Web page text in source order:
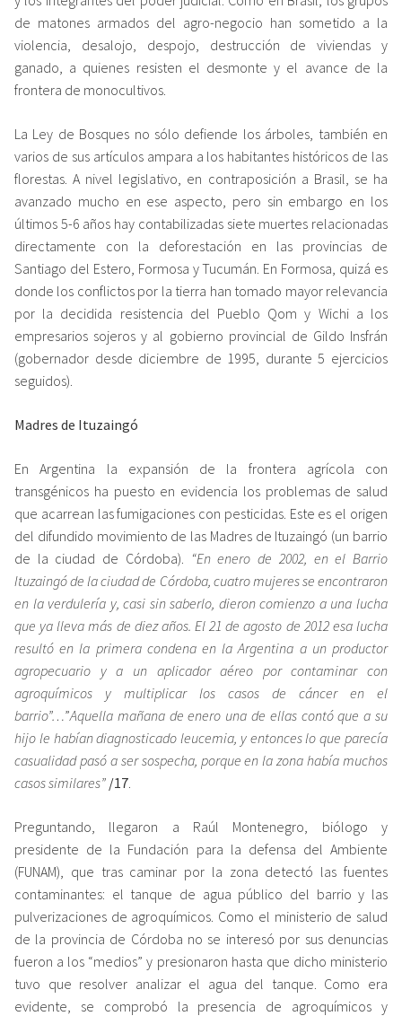
de matones armados del agro-negocio han sometido a la
violencia, desalojo, despojo, destrucción de viviendas y
ganado, a quienes resisten el desmonte y el avance de la
frontera de monocultivos.
La Ley de Bosques no sólo defiende los árboles, también en
varios de sus artículos ampara a los habitantes históricos de las
florestas. A nivel legislativo, en contraposición a Brasil, se ha
avanzado mucho en ese aspecto, pero sin embargo en los
últimos 5-6 años hay contabilizadas siete muertes relacionadas
directamente con la deforestación en las provincias de
Santiago del Estero, Formosa y Tucumán. En Formosa, quizá es
donde los conflictos por la tierra han tomado mayor relevancia
por la decidida resistencia del Pueblo Qom y Wichi a los
empresarios sojeros y al gobierno provincial de Gildo Insfrán
(gobernador desde diciembre de 1995, durante 5 ejercicios
seguidos).
Madres de Ituzaingó
En Argentina la expansión de la frontera agrícola con
transgénicos ha puesto en evidencia los problemas de salud
que acarrean las fumigaciones con pesticidas. Este es el origen
del difundido movimiento de las Madres de Ituzaingó (un barrio
de la ciudad de Córdoba).
“En enero de 2002, en el Barrio
Ituzaingó de la ciudad de Córdoba, cuatro mujeres se encontraron
en la verdulería y, casi sin saberlo, dieron comienzo a una lucha
que ya lleva más de diez años. El 21 de agosto de 2012 esa lucha
resultó en la primera condena en la Argentina a un productor
agropecuario y a un aplicador aéreo por contaminar con
agroquímicos y multiplicar los casos de cáncer en el
barrio”…”Aquella mañana de enero una de ellas contó que a su
hijo le habían diagnosticado leucemia, y entonces lo que parecía
casualidad pasó a ser sospecha, porque en la zona había muchos
casos similares” /17
Preguntando, llegaron a Raúl Montenegro, biólogo y
presidente de la Fundación para la defensa del Ambiente
(FUNAM), que tras caminar por la zona detectó las fuentes
contaminantes: el tanque de agua público del barrio y las
pulverizaciones de agroquímicos. Como el ministerio de salud
de la provincia de Córdoba no se interesó por sus denuncias
fueron a los “medios” y presionaron hasta que dicho ministerio
tuvo que resolver analizar el agua del tanque. Como era
evidente, se comprobó la presencia de agroquímicos y